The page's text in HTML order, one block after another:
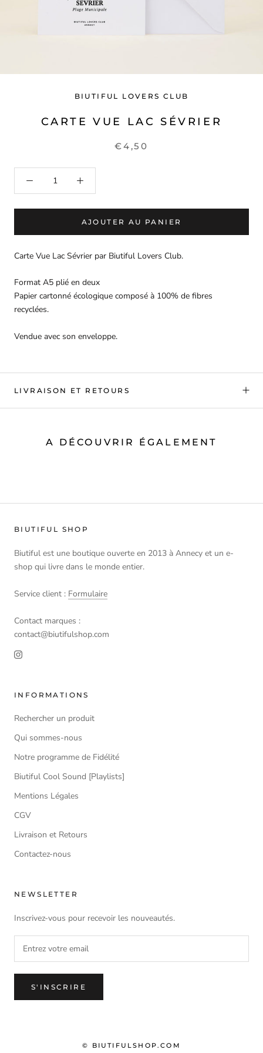
BIUTIFUL LOVERS CLUB
CARTE VUE LAC SÉVRIER
€4,50
AJOUTER AU PANIER
Carte Vue Lac Sévrier par Biutiful Lovers Club.
Format A5 plié en deux
Papier cartonné écologique composé à 100% de fibres
recyclées.
Vendue avec son enveloppe.
LIVRAISON ET RETOURS
A DÉCOUVRIR ÉGALEMENT
BIUTIFUL SHOP
Biutiful est une boutique ouverte en 2013 à Annecy et un e-
shop qui livre dans le monde entier.
Service client : Formulaire
Contact marques :
contact@biutifulshop.com
INFORMATIONS
Rechercher un produit
Qui sommes-nous
Notre programme de Fidélité
Biutiful Cool Sound [Playlists]
Mentions Légales
CGV
Livraison et Retours
Contactez-nous
NEWSLETTER
Inscrivez-vous pour recevoir les nouveautés.
S'INSCRIRE
© BIUTIFULSHOP.COM